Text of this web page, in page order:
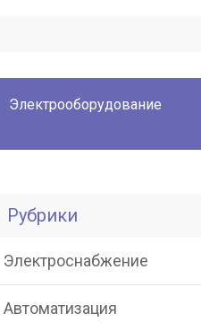
Электрооборудование
Рубрики
Электроснабжение
Автоматизация